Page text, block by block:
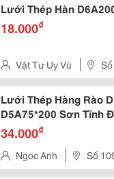
Lưới Thép Hàn
18.000₫
Vật Tư Uy Vũ
Lưới Thép Hàng Rào
D5A75*200 Sơn Tĩnh
34.000₫
Ngoc Anh Số